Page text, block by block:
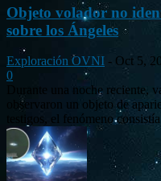
Objeto volador no
sobre los Ángeles
Exploración OVNI - Oct 5,
0
Durante una noche reciente,
observaron un objeto de
testigos, el fenómeno